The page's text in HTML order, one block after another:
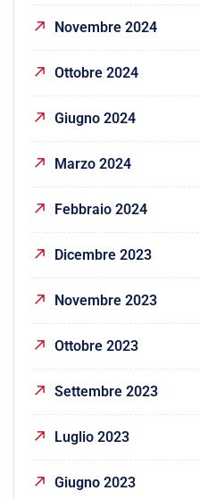
Novembre 2024
Ottobre 2024
Giugno 2024
Marzo 2024
Febbraio 2024
Dicembre 2023
Novembre 2023
Ottobre 2023
Settembre 2023
Luglio 2023
Giugno 2023